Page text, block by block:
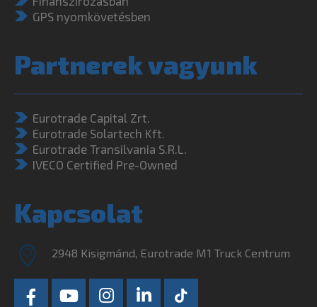
GPS nyomkövetésben
Partnerek vagyunk
Eurotrade Capital Zrt.
Eurotrade Solartech Kft.
Eurotrade Transilvania S.R.L.
IVECO Certified Pre-Owned
Kapcsolat
2948 Kisigmánd, Eurotrade M1 Truck Centrum